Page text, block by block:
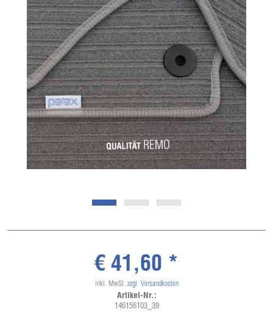
€ 41,60 *
inkl. MwSt. zzgl. Versandkosten
Artikel-Nr.:
146156103_39